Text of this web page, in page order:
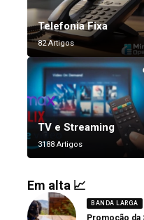
Telefonia Fixa
82 Artigos
TV e Streaming
3188 Artigos
Em alta 📈
BANDA LARGA
Promoção da